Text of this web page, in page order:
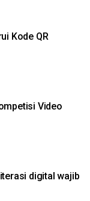
Kode QR
Video
digital wajib